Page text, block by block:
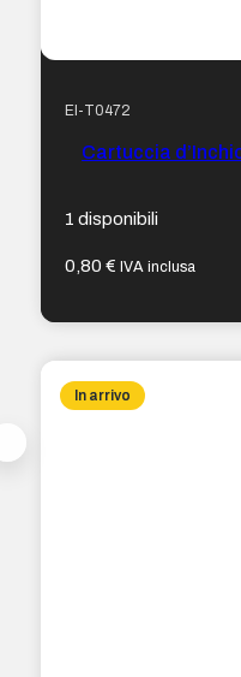
EI-T0472
Cartuccia
1 disponibili
0,80€ IVA inclusa
In arrivo